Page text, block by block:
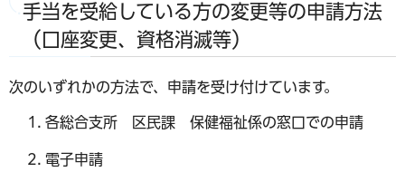
手当を受給している方の変更等の申請方法
（口座変更、資格消滅等）
次のいずれかの方法で、申請を受け付けています。
各総合支所 区民課 保健福祉係の窓口での申請
電子申請